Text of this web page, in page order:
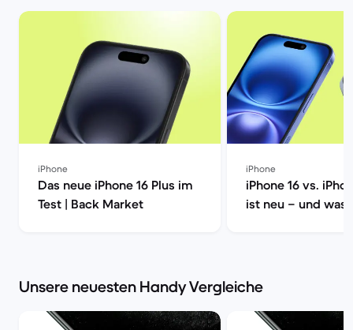
iPhone
Das neue iPhone 16 Plus im
Test | Back Market
iPhone
iPhone 16 vs.
ist neu – und was
Unsere neuesten Handy Vergleiche